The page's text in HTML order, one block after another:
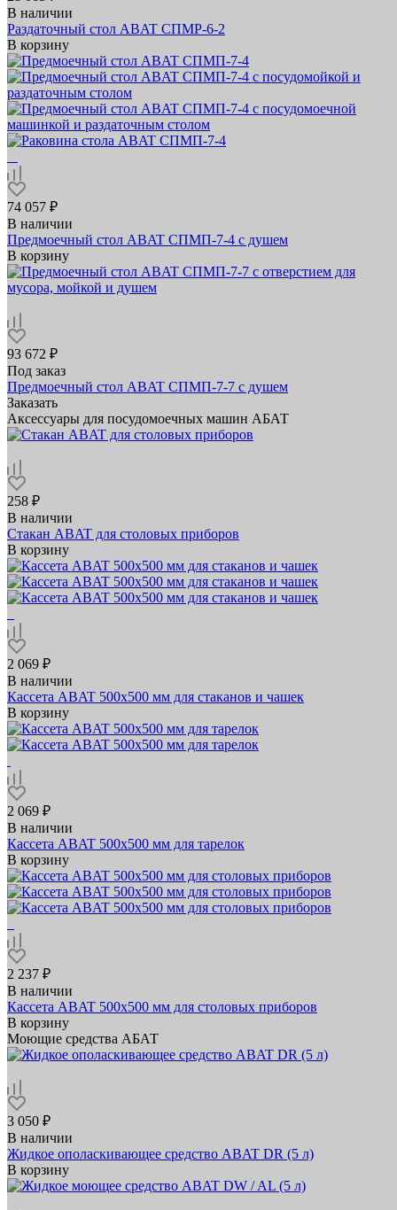
В наличии
Раздаточный стол ABAT СПМР‑6‑2
В корзину
74 057 ₽
В наличии
Предмоечный стол ABAT СПМП‑7‑4 с душем
В корзину
93 672 ₽
Под заказ
Предмоечный стол ABAT СПМП‑7‑7 с душем
Заказать
Аксессуары для посудомоечных машин АБАТ
258 ₽
В наличии
Стакан ABAT для столовых приборов
В корзину
2 069 ₽
В наличии
Кассета ABAT 500х500 мм для стаканов и чашек
В корзину
2 069 ₽
В наличии
Кассета ABAT 500х500 мм для тарелок
В корзину
2 237 ₽
В наличии
Кассета ABAT 500х500 мм для столовых приборов
В корзину
Моющие средства АБАТ
3 050 ₽
В наличии
Жидкое ополаскивающее средство ABAT DR (5 л)
В корзину